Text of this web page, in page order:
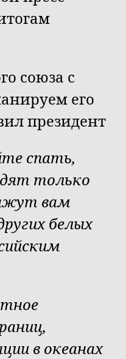
союза с
его
президент
спать,
только
вам
белых
в океанах